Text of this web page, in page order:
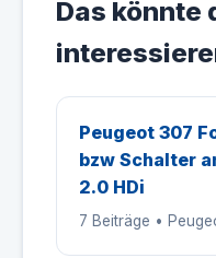
Das könnte
Peugeot 307
bzw Schalter
2.0 HDi
7 Beiträge •